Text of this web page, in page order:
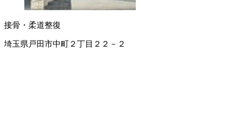
接骨・柔道整復
埼玉県戸田市中町２丁目２２－２